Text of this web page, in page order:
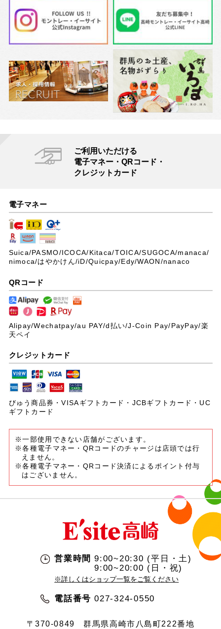
ご利用いただける
電子マネー・QRコード・
クレジットカード
電子マネー
Suica/PASMO/ICOCA/Kitaca/TOICA/SUGOCA/manaca/
nimoca/はやかけん/iD/Quicpay/Edy/WAON/nanaco
QRコード
Alipay/Wechatpay/au PAY/d払い/J-Coin Pay/PayPay/楽
天ペイ
クレジットカード
びゅう商品券・VISAギフトカード・JCBギフトカード・UC
ギフトカード
※一部使用できない店舗がございます。
※各種電子マネー・QRコードのチャージは店頭では行
えません。
※各種電子マネー・QRコード決済によるポイント付与
はございません。
営業時間 9:00~20:30 (平日・土)
9:00~20:00 (日・祝)
※詳しくはショップ一覧をご覧ください
電話番号 027-324-0550
〒370-0849 群馬県高崎市八島町222番地